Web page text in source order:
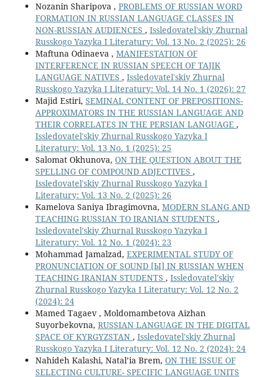
Nozanin Sharipova , PROBLEMS OF RUSSIAN WORD
FORMATION IN RUSSIAN LANGUAGE CLASSES IN
NON-RUSSIAN AUDIENCES , Issledovatel'skiy Zhurnal
Russkogo Yazyka I Literatury: Vol. 13 No. 2 (2025): 26
Maftuna Odinaeva , MANIFESTATION OF
INTERFERENCE IN RUSSIAN SPEECH OF TAJIK
LANGUAGE NATIVES , Issledovatel'skiy Zhurnal
Russkogo Yazyka I Literatury: Vol. 14 No. 1 (2026): 27
Majid Estiri, SEMINAL CONTENT OF PREPOSITIONS-
APPROXIMATORS IN THE RUSSIAN LANGUAGE AND
THEIR CORRELATES IN THE PERSIAN LANGUAGE ,
Issledovatel'skiy Zhurnal Russkogo Yazyka I
Literatury: Vol. 13 No. 1 (2025): 25
Salomat Okhunova, ON THE QUESTION ABOUT THE
SPELLING OF COMPOUND ADJECTIVES ,
Issledovatel'skiy Zhurnal Russkogo Yazyka I
Literatury: Vol. 13 No. 2 (2025): 26
Kamelova Saniya Ibragimovna, MODERN SLANG AND
TEACHING RUSSIAN TO IRANIAN STUDENTS ,
Issledovatel'skiy Zhurnal Russkogo Yazyka I
Literatury: Vol. 12 No. 1 (2024): 23
Mohammad Jamalzad, EXPERIMENTAL STUDY OF
PRONUNCIATION OF SOUND [Ы] IN RUSSIAN WHEN
TEACHING IRANIAN STUDENTS , Issledovatel'skiy
Zhurnal Russkogo Yazyka I Literatury: Vol. 12 No. 2
(2024): 24
Mamed Tagaev , Moldomambetova Aizhan
Suyorbekovna, RUSSIAN LANGUAGE IN THE DIGITAL
SPACE OF KYRGYZSTAN , Issledovatel'skiy Zhurnal
Russkogo Yazyka I Literatury: Vol. 12 No. 2 (2024): 24
Nahideh Kalashi, Natal’ia Brem, ON THE ISSUE OF
SELECTING CULTURE- SPECIFIC LANGUAGE UNITS